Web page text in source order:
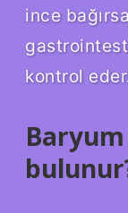
ince
kontrol